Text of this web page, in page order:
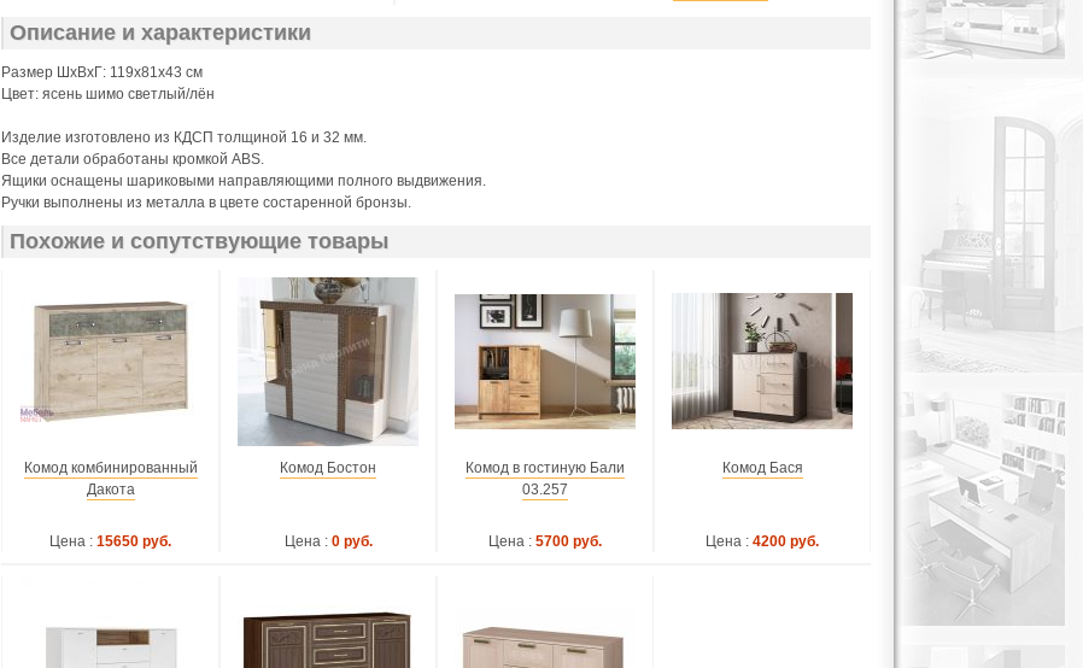
Описание и характеристики
Размер ШхВхГ: 119х81х43 см
Цвет: ясень шимо светлый/лён
Изделие изготовлено из КДСП толщиной 16 и 32 мм.
Все детали обработаны кромкой ABS.
Ящики оснащены шариковыми направляющими полного выдвижения.
Ручки выполнены из металла в цвете состаренной бронзы.
Похожие и сопутствующие товары
Комод комбинированный
Дакота
Цена : 15650 руб.
Комод Бостон
Цена : 0 руб.
Комод в гостиную Бали
03.257
Цена : 5700 руб.
Комод Бася
Цена : 4200 руб.